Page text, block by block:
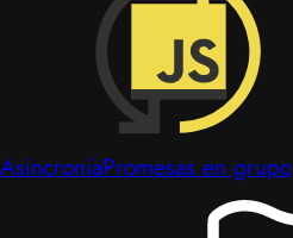
AsincroníaPromesas en grupo